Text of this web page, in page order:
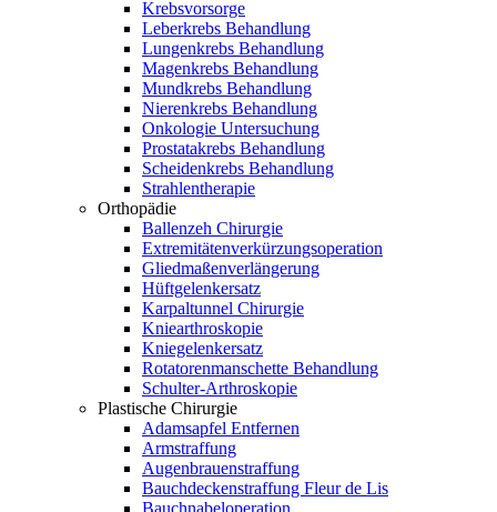
Krebsvorsorge
Leberkrebs Behandlung
Lungenkrebs Behandlung
Magenkrebs Behandlung
Mundkrebs Behandlung
Nierenkrebs Behandlung
Onkologie Untersuchung
Prostatakrebs Behandlung
Scheidenkrebs Behandlung
Strahlentherapie
Orthopädie
Ballenzeh Chirurgie
Extremitätenverkürzungsoperation
Gliedmaßenverlängerung
Hüftgelenkersatz
Karpaltunnel Chirurgie
Kniearthroskopie
Kniegelenkersatz
Rotatorenmanschette Behandlung
Schulter-Arthroskopie
Plastische Chirurgie
Adamsapfel Entfernen
Armstraffung
Augenbrauenstraffung
Bauchdeckenstraffung Fleur de Lis